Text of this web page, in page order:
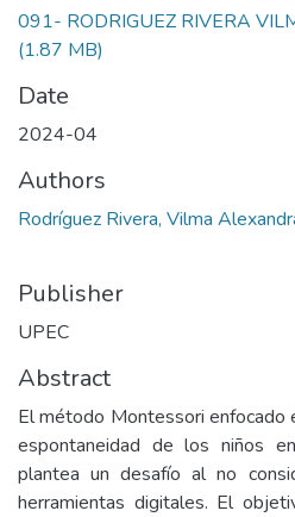
091- RODRIGUEZ RIVERA
(1.87 MB)
Date
2024-04
Authors
Rodríguez Rivera, Vilma
Publisher
UPEC
Abstract
El método Montessori enfocado
espontaneidad de los niños
plantea un desafío al no
herramientas digitales. El